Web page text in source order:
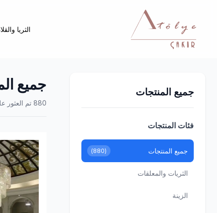
الثريا
جميع المنتجات
فئات المنتجات
جميع المنتجات (880)
الثريات والمعلقات
الزينة
جميع
880 تم العثور على المنتج